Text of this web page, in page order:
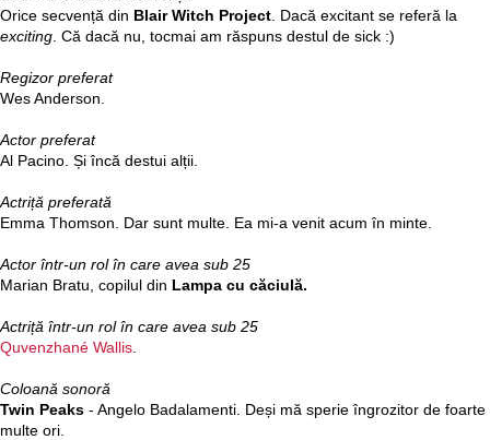
Orice secvență din Blair Witch Project. Dacă excitant se referă la
exciting. Că dacă nu, tocmai am răspuns destul de sick :)
Regizor preferat
Wes Anderson.
Actor preferat
Al Pacino. Și încă destui alții.
Actriță preferată
Emma Thomson. Dar sunt multe. Ea mi-a venit acum în minte.
Actor într-un rol în care avea sub 25
Marian Bratu, copilul din Lampa cu căciulă.
Actriță într-un rol în care avea sub 25
Quvenzhané Wallis.
Coloană sonoră
Twin Peaks - Angelo Badalamenti. Deși mă sperie îngrozitor de foarte
multe ori.